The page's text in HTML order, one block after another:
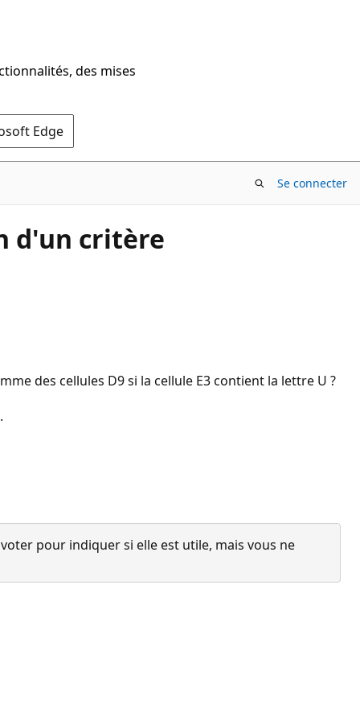
des mises
Edge
Se connecter
d'un critère
des cellules D9 si la cellule E3 contient la lettre U ?
pour indiquer si elle est utile, mais vous ne